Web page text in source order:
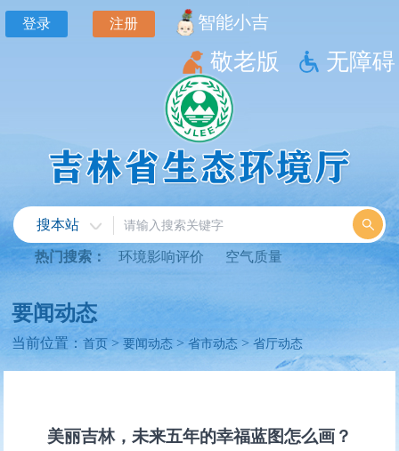
登录 注册 智能小吉
敬老版 无障碍
搜本站
热门搜索： 环境影响评价 空气质量
要闻动态
当前位置：首页>要闻动态 >省市动态 >省厅动态
美丽吉林，未来五年的幸福蓝图怎么画？